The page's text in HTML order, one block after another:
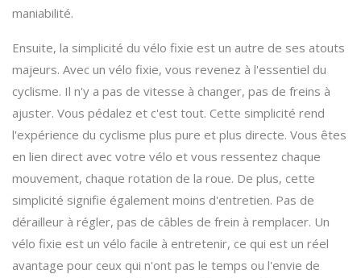
maniabilité.
Ensuite, la simplicité du vélo fixie est un autre de ses atouts
majeurs. Avec un vélo fixie, vous revenez à l'essentiel du
cyclisme. Il n'y a pas de vitesse à changer, pas de freins à
ajuster. Vous pédalez et c'est tout. Cette simplicité rend
l'expérience du cyclisme plus pure et plus directe. Vous êtes
en lien direct avec votre vélo et vous ressentez chaque
mouvement, chaque rotation de la roue. De plus, cette
simplicité signifie également moins d'entretien. Pas de
dérailleur à régler, pas de câbles de frein à remplacer. Un
vélo fixie est un vélo facile à entretenir, ce qui est un réel
avantage pour ceux qui n'ont pas le temps ou l'envie de